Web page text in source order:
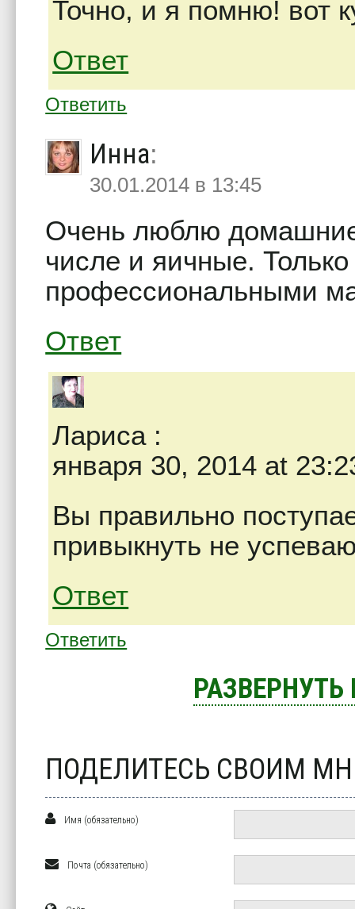
Точно, и я помню! вот
Ответ
Ответить
Инна:
30.01.2014 в 13:45
Очень люблю
числе и яичные.
профессиональными
Ответ
Лариса :
января 30, 2014 at
Вы правильно
привыкнуть не
Ответ
Ответить
ПОДЕЛИТЕСЬ СВОИМ
Имя (обязательно)
Почта (обязательно)